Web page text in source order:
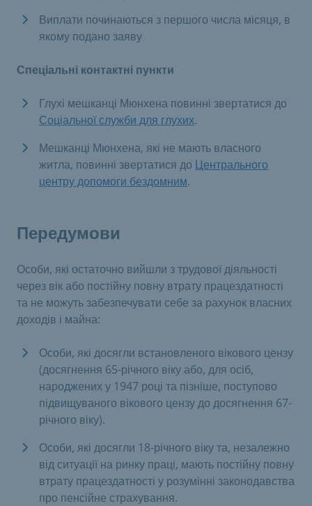
Виплати починаються з першого числа місяця, в
якому подано заяву
Спеціальні контактні пункти
Глухі мешканці Мюнхена повинні звертатися до
Соціальної служби для глухих.
Мешканці Мюнхена, які не мають власного
житла, повинні звертатися до Центрального
центру допомоги бездомним.
Передумови
Особи, які остаточно вийшли з трудової діяльності
через вік або постійну повну втрату працездатності
та не можуть забезпечувати себе за рахунок власних
доходів і майна:
Особи, які досягли встановленого вікового цензу
(досягнення 65-річного віку або, для осіб,
народжених у 1947 році та пізніше, поступово
підвищуваного вікового цензу до досягнення 67-
річного віку).
Особи, які досягли 18-річного віку та, незалежно
від ситуації на ринку праці, мають постійну повну
втрату працездатності у розумінні законодавства
про пенсійне страхування.